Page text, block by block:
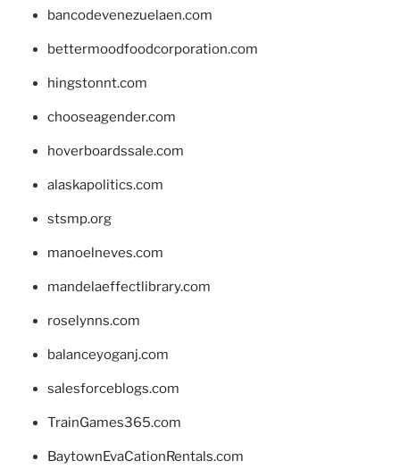
bancodevenezuelaen.com
bettermoodfoodcorporation.com
hingstonnt.com
chooseagender.com
hoverboardssale.com
alaskapolitics.com
stsmp.org
manoelneves.com
mandelaeffectlibrary.com
roselynns.com
balanceyoganj.com
salesforceblogs.com
TrainGames365.com
BaytownEvaCationRentals.com